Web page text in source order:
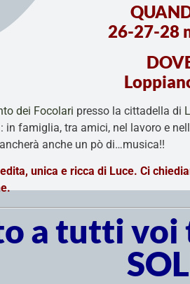
26-27-28
dei Focolari presso la cittadella di
famiglia, tra amici, nel lavoro e
anche un pò di…musica!!
unica e ricca di Luce. Ci
a tutti